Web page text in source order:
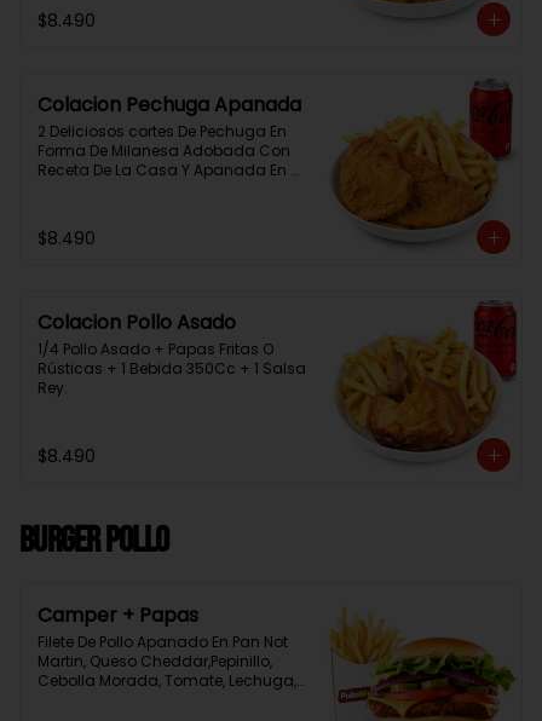
$8.490
Colacion Pechuga Apanada
2 Deliciosos cortes De Pechuga En
Forma De Milanesa Adobada Con
Receta De La Casa Y Apanada En
$8.490
Colacion Pollo Asado
1/4 Pollo Asado + Papas Fritas O
Rústicas + 1 Bebida 350Cc + 1 Salsa
Rey.
$8.490
Burger Pollo
Camper + Papas
Filete De Pollo Apanado En Pan Not
Martin, Queso Cheddar,Pepinillo,
Cebolla Morada, Tomate, Lechuga,